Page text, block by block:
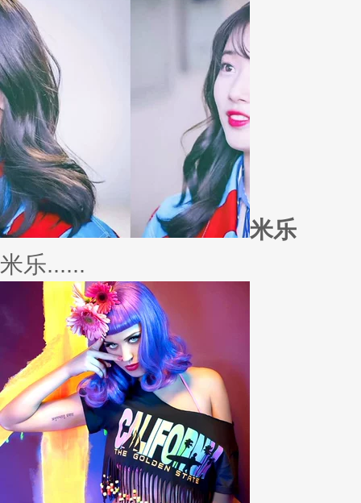
冬季绚烂，少不了羽绒服、毛呢
若......